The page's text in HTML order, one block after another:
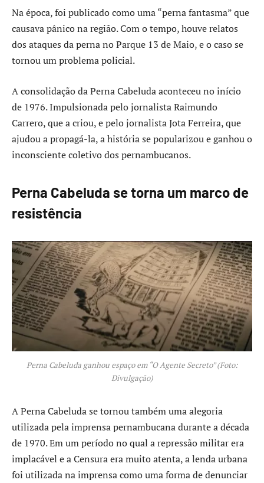
Na época, foi publicado como uma “perna fantasma” que
causava pânico na região. Com o tempo, houve relatos
dos ataques da perna no Parque 13 de Maio, e o caso se
tornou um problema policial.
A consolidação da Perna Cabeluda aconteceu no início
de 1976. Impulsionada pelo jornalista Raimundo
Carrero, que a criou, e pelo jornalista Jota Ferreira, que
ajudou a propagá-la, a história se popularizou e ganhou o
inconsciente coletivo dos pernambucanos.
Perna Cabeluda se torna um marco de
resistência
Perna Cabeluda ganhou espaço em “O Agente Secreto” (Foto:
Divulgação)
A Perna Cabeluda se tornou também uma alegoria
utilizada pela imprensa pernambucana durante a década
de 1970. Em um período no qual a repressão militar era
implacável e a Censura era muito atenta, a lenda urbana
foi utilizada na imprensa como uma forma de denunciar